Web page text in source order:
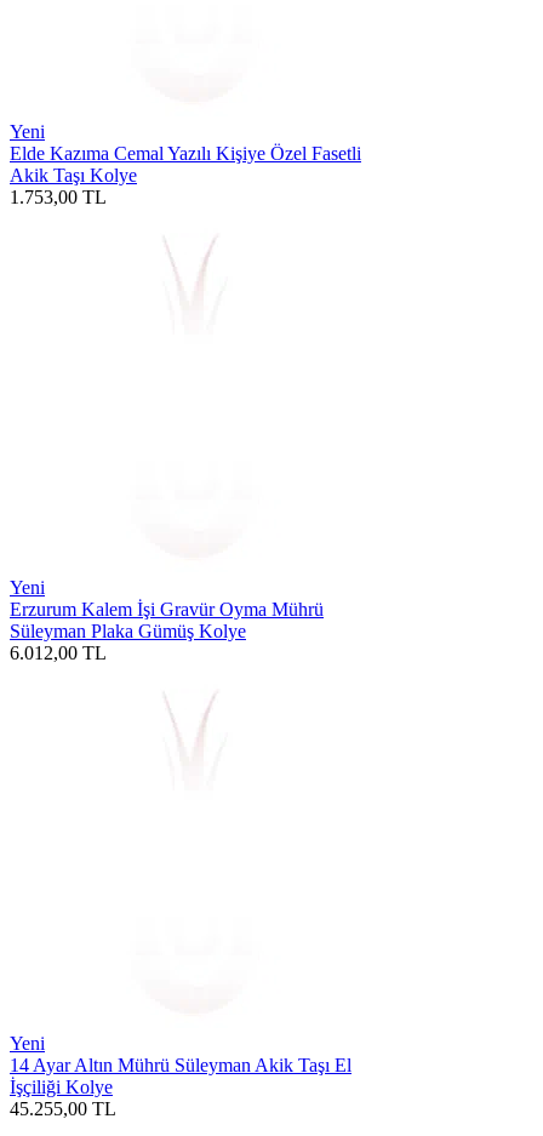
Yeni
Elde Kazıma Cemal Yazılı Kişiye Özel Fasetli
Akik Taşı Kolye
1.753,00 TL
Yeni
Erzurum Kalem İşi Gravür Oyma Mührü
Süleyman Plaka Gümüş Kolye
6.012,00 TL
Yeni
14 Ayar Altın Mührü Süleyman Akik Taşı El
İşçiliği Kolye
45.255,00 TL